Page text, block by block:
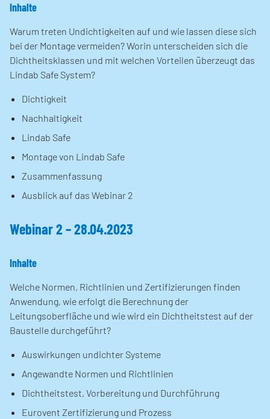
Inhalte
Warum treten Undichtigkeiten auf und wie lassen diese sich
bei der Montage vermeiden? Worin unterscheiden sich die
Dichtheitsklassen und mit welchen Vorteilen überzeugt das
Lindab Safe System?
Dichtigkeit
Nachhaltigkeit
Lindab Safe
Montage von Lindab Safe
Zusammenfassung
Ausblick auf das Webinar 2
Webinar 2 – 28.04.2023
Inhalte
Welche Normen, Richtlinien und Zertifizierungen finden
Anwendung, wie erfolgt die Berechnung der
Leitungsoberfläche und wie wird ein Dichtheitstest auf der
Baustelle durchgeführt?
Auswirkungen undichter Systeme
Angewandte Normen und Richtlinien
Dichtheitstest, Vorbereitung und Durchführung
Eurovent Zertifizierung und Prozess​